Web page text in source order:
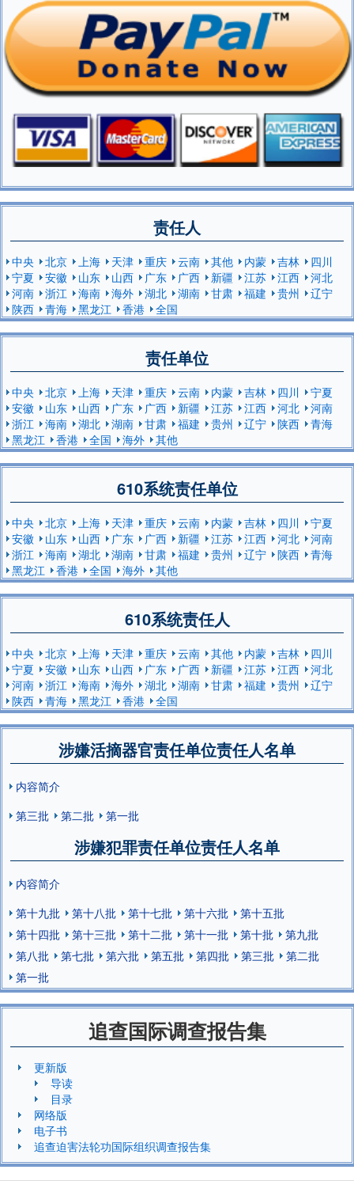
责任人
中央 北京 上海 天津 重庆 云南 其他 内蒙 吉林
四川
宁夏
安徽 山东 山西 广东 广西 新疆 江苏 江西
河北
河南
浙江 海南 海外 湖北 湖南 甘肃 福建 贵州
辽宁
陕西
青海 黑龙江 香港 全国
责任单位
中央 北京 上海 天津 重庆 云南 内蒙 吉林 四川
宁夏
安徽
山东 山西 广东 广西 新疆 江苏 江西 河北
河南
浙江
海南 湖北 湖南 甘肃 福建 贵州 辽宁 陕西
青海
黑龙江
香港 全国 海外 其他
610系统责任单位
中央 北京 上海 天津 重庆 云南 内蒙 吉林 四川
宁夏
安徽
山东 山西 广东 广西 新疆 江苏 江西 河北
河南
浙江
海南 湖北 湖南 甘肃 福建 贵州 辽宁 陕西
青海
黑龙江
香港 全国 海外 其他
610系统责任人
中央 北京 上海 天津 重庆 云南 其他 内蒙 吉林
四川
宁夏
安徽 山东 山西 广东 广西 新疆 江苏 江西
河北
河南
浙江 海南 海外 湖北 湖南 甘肃 福建 贵州
辽宁
陕西
青海 黑龙江 香港 全国
涉嫌活摘器官责任单位责任人名单
内容简介
第三批
第二批 第一批
涉嫌犯罪责任单位责任人名单
内容简介
第十九批
第十八批 第十七批 第十六批
第十五批
第十四批
第十三批 第十二批 第十一批 第十批
第九批
第八批
第七批 第六批 第五批 第四批 第三批
第二批
第一批
追查国际调查报告集
更新版
导读
目录
网络版
电子书
追查迫害法轮功国际组织调查报告集